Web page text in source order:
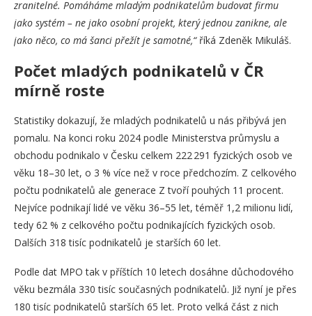
zranitelné. Pomáháme mladým podnikatelům budovat firmu
jako systém – ne jako osobní projekt, který jednou zanikne, ale
jako něco, co má šanci přežít je samotné,“ říká Zdeněk Mikuláš.
Počet mladých podnikatelů v ČR
mírně roste
Statistiky dokazují, že mladých podnikatelů u nás přibývá jen
pomalu. Na konci roku 2024 podle Ministerstva průmyslu a
obchodu podnikalo v Česku celkem 222 291 fyzických osob ve
věku 18–30 let, o 3 % více než v roce předchozím. Z celkového
počtu podnikatelů ale generace Z tvoří pouhých 11 procent.
Nejvíce podnikají lidé ve věku 36–55 let, téměř 1,2 milionu lidí,
tedy 62 % z celkového počtu podnikajících fyzických osob.
Dalších 318 tisíc podnikatelů je starších 60 let.
Podle dat MPO tak v příštích 10 letech dosáhne důchodového
věku bezmála 330 tisíc současných podnikatelů. Již nyní je přes
180 tisíc podnikatelů starších 65 let. Proto velká část z nich